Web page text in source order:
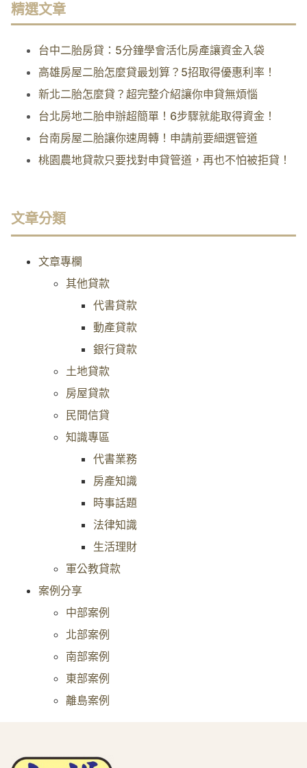
精選文章
台中二胎房貸：5分鐘學會活化房產讓資金入袋
高雄房屋二胎怎麼貸最划算？5招取得優惠利率！
新北二胎怎麼貸？超完整介紹讓你申貸無煩惱
台北房地二胎申辦超簡單！6步驟就能取得資金！
台南房屋二胎讓你速周轉！申請前要細選管道
桃園農地貸款只要找對申貸管道，再也不怕被拒貸！
文章分類
文章專欄
其他貸款
代書貸款
動產貸款
銀行貸款
土地貸款
房屋貸款
民間信貸
知識專區
代書業務
房產知識
時事話題
法律知識
生活理財
軍公教貸款
案例分享
中部案例
北部案例
南部案例
東部案例
離島案例